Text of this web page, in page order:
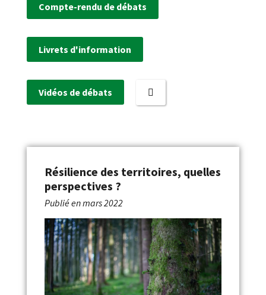
Compte-rendu de débats
Livrets d'information
Vidéos de débats
Résilience des territoires, quelles
perspectives ?
Publié enmars 2022